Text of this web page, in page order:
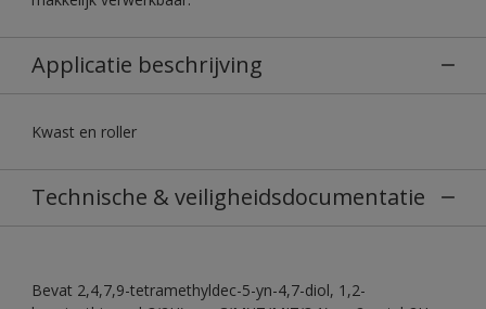
Applicatie beschrijving
Kwast en roller
Technische & veiligheidsdocumentatie
Bevat 2,4,7,9-tetramethyldec-5-yn-4,7-diol, 1,2-